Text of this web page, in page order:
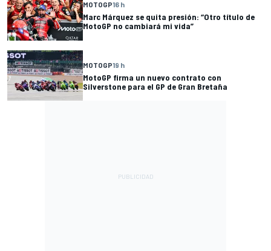
MOTOGP16 h
Marc Márquez se quita presión: “Otro título de
MotoGP no cambiará mi vida”
MOTOGP19 h
MotoGP firma un nuevo contrato con
Silverstone para el GP de Gran Bretaña